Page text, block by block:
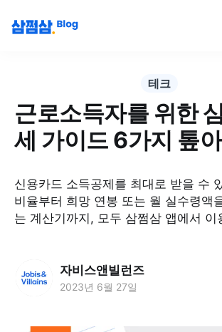
테크
근로소득자를 위한
세 가이드 6가지 톺
신용카드 소득공제를 최대로 받을 수
비율부터 희망 연봉 또는 월 실수령액
는 계산기까지, 모두 삼쩜삼 앱에서 이
자비스앤빌런즈
2023년 6월 27일